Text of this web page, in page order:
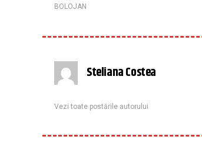
BOLOJAN
Steliana Costea
Vezi toate postările autorului